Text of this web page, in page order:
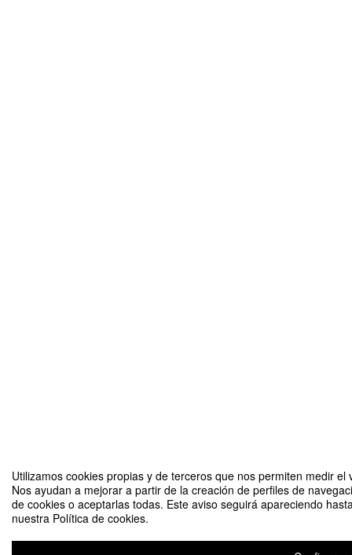
Utilizamos cookies propias y de terceros que nos permiten medir
Nos ayudan a mejorar a partir de la creación de perfiles de
de cookies o aceptarlas todas. Este aviso seguirá apareciendo
nuestra Política de cookies.